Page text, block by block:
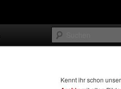
Kennt ihr schon unser